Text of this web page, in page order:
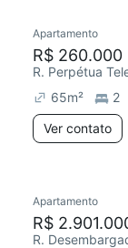
Apartamento
R$ 260.000
R. Perpétua
65m²
2
Ver contato
Apartamento
R$
R.